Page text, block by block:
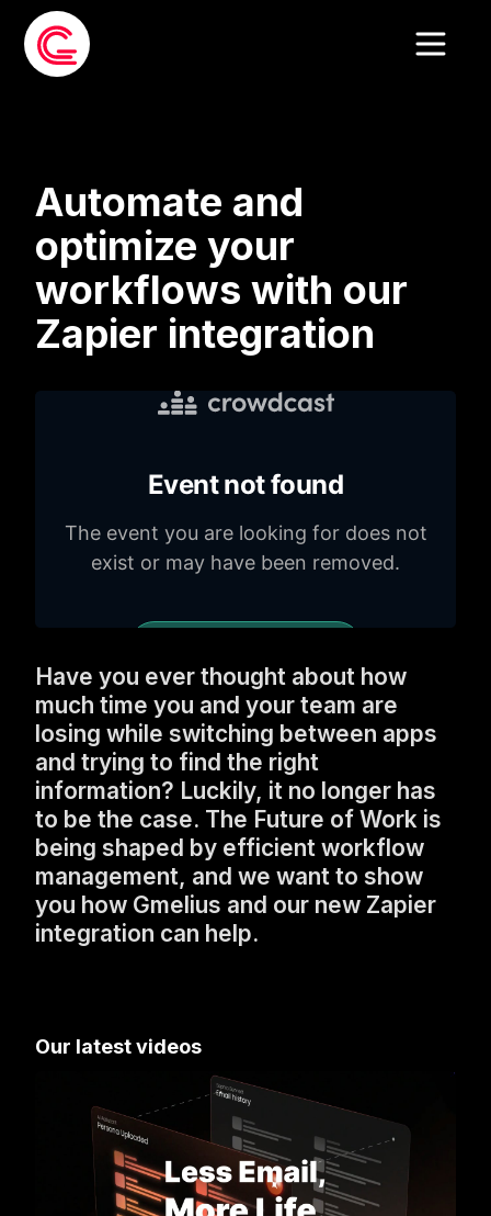
Automate and
optimize your
workflows with our
Zapier integration
Have you ever thought about how
much time you and your team are
losing while switching between apps
and trying to find the right
information? Luckily, it no longer has
to be the case. The Future of Work is
being shaped by efficient workflow
management, and we want to show
you how Gmelius and our new Zapier
integration can help.
Our latest videos